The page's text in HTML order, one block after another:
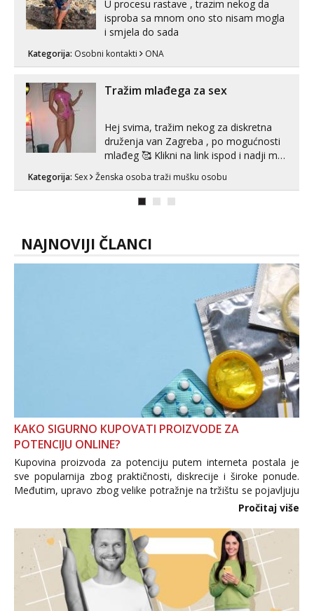
U procesu rastave , trazim nekog da
isproba sa mnom ono sto nisam mogla
i smjela do sada
Kategorija: Osobni kontakti ONA
Tražim mlađega za sex
Hej svima, tražim nekog za diskretna
druženja van Zagreba , po mogućnosti
mlađeg 🥰 Klikni na link ispod i nadji me
Kategorija: Sex Ženska osoba traži mušku osobu
NAJNOVIJI ČLANCI
KAKO SIGURNO KUPOVATI PROIZVODE ZA
POTENCIJU ONLINE?
Kupovina proizvoda za potenciju putem interneta postala je
sve popularnija zbog praktičnosti, diskrecije i široke ponude.
Međutim, upravo zbog velike potražnje na tržištu se pojavljuju
i brojni krivotvoreni proizvodi, nepouzdane internetske
Pročitaj više